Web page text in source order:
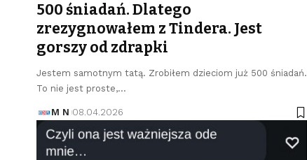
500 śniadań. Dlatego
zrezygnowałem z Tindera. Jest
gorszy od zdrapki
Jestem samotnym tatą. Zrobiłem dzieciom już 500 śniadań.
To nie jest proste,…
M N 08.04.2026